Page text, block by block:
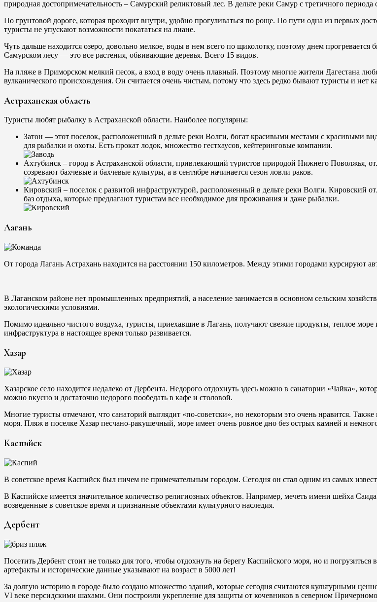
природная достопримечательность – Самурский реликтовый лес. В дельте реки Самур с третичного
По грунтовой дороге, которая проходит внутри, удобно прогуливаться по роще. По пути одна из первых
туристы не упускают возможности покататься на лиане.
Чуть дальше находится озеро, довольно мелкое, воды в нем всего по щиколотку, поэтому днем
Самурском лесу — это все растения, обвивающие деревья. Всего 15 видов.
На пляже в Приморском мелкий песок, а вход в воду очень плавный. Поэтому многие жители Дагестана
вулканического происхождения. Он считается очень чистым, потому что здесь редко бывают туристы и нет
Астраханская область
Туристы любят рыбалку в Астраханской области. Наиболее популярны:
Затон — этот поселок, расположенный в дельте реки Волги, богат красивыми местами с красивыми
для рыбалки и охоты. Есть прокат лодок, множество гестхаусов, кейтеринговые компании.
Ахтубинск – город в Астраханской области, привлекающий туристов природой Нижнего Поволжья,
созревают бахчевые и бахчевые культуры, а в сентябре начинается сезон ловли раков.
Кировский – поселок с развитой инфраструктурой, расположенный в дельте реки Волги. Кировский
баз отдыха, которые предлагают туристам все необходимое для проживания и даже рыбалки.
Лагань
От города Лагань Астрахань находится на расстоянии 150 километров. Между этими городами курсируют
В Лаганском районе нет промышленных предприятий, а население занимается в основном сельским
экологическими условиями.
Помимо идеально чистого воздуха, туристы, приехавшие в Лагань, получают свежие продукты, теплое
инфраструктура в настоящее время только развивается.
Хазар
Хазарское село находится недалеко от Дербента. Недорого отдохнуть здесь можно в санатории «Чайка»,
можно вкусно и достаточно недорого пообедать в кафе и столовой.
Многие туристы отмечают, что санаторий выглядит «по-советски», но некоторым это очень нравится.
моря. Пляж в поселке Хазар песчано-ракушечный, море имеет очень ровное дно без острых камней и
Каспийск
В советское время Каспийск был ничем не примечательным городом. Сегодня он стал одним из самых
В Каспийске имеется значительное количество религиозных объектов. Например, мечеть имени шейха
возведенные в советское время и признанные объектами культурного наследия.
Дербент
Посетить Дербент стоит не только для того, чтобы отдохнуть на берегу Каспийского моря, но и
артефакты и исторические данные указывают на возраст в 5000 лет!
За долгую историю в городе было создано множество зданий, которые сегодня считаются культурными
VI веке персидскими шахами. Они построили укрепление для защиты от кочевников в северном